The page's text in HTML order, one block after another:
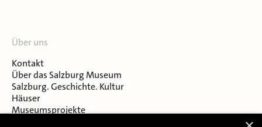
Über uns
Kontakt
Über das Salzburg Museum
Salzburg. Geschichte. Kultur
Häuser
Museumsprojekte